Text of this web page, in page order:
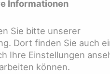
und mehr
Informationen
Sie bitte unserer
Dort finden Sie auch
Ihre Einstellungen
können.